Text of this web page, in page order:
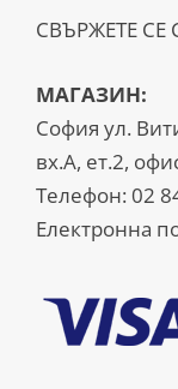
СВЪРЖЕТЕ СЕ
МАГАЗИН:
София ул.
вх.А, ет.2,
Телефон: 02
Електронна